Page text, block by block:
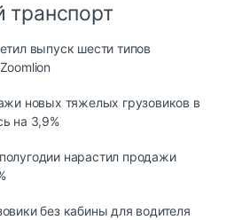
транспорт
выпуск шести типов
новых тяжелых грузовиков в
на 3,9%
нарастил продажи
без кабины для водителя